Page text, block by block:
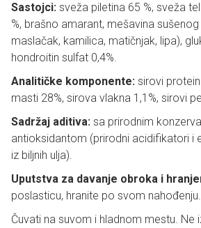
Sastojci: sveža piletina 65 %, sveža
%, brašno amarant, mešavina
maslačak, kamilica, matičnjak, lipa),
hondroitin sulfat 0,4%.
Analitičke komponente: sirovi
masti 28%, sirova vlakna 1,1%, sirovi
Sadržaj aditiva: sa prirodnim
antioksidantom (prirodni acidifikatori i
iz biljnih ulja).
Uputstva za davanje obroka i
poslasticu, hranite po svom nahođenju.
Čuvati na suvom i hladnom mestu. Ne